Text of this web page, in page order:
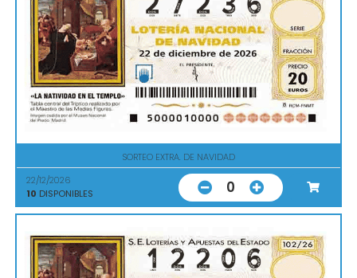
SORTEO EXTRA. DE NAVIDAD
22/12/2026
10 DISPONIBLES 0